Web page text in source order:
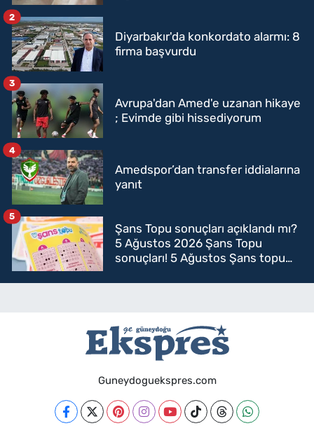
Diyarbakır'da konkordato alarmı: 8
firma başvurdu
2
Avrupa'dan Amed'e uzanan hikaye
; Evimde gibi hissediyorum
3
Amedspor’dan transfer iddialarına
yanıt
4
Şans Topu sonuçları açıklandı mı?
5 Ağustos 2026 Şans Topu
sonuçları! 5 Ağustos Şans topu
5
Guneydoguekspres.com